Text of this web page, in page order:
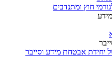
חוץ ומתנדבים
אבטחת מידע וסייבר